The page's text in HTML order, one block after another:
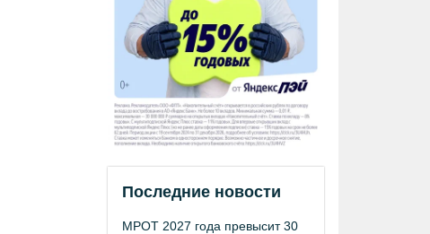
Последние новости
МРОТ 2027 года превысит 30